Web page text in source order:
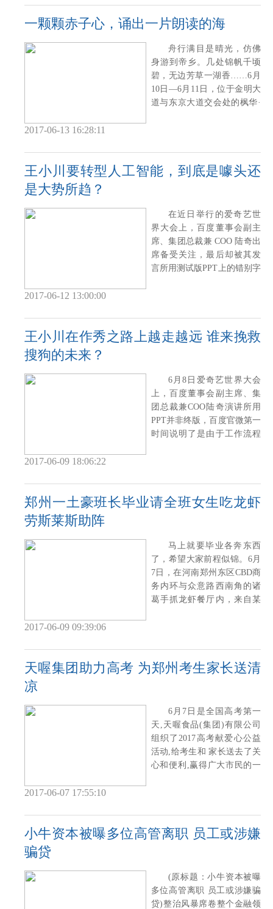
一颗颗赤子心，诵出一片朗读的海
舟行满目是晴光，仿佛
身游到帝乡。几处锦帆千顷
碧，无边芳草一湖香……6月
10日—6月11日，位于金明大
道与东京大道交会处的枫华·
2017-06-13 16:28:11
王小川要转型人工智能，到底是噱头还
是大势所趋？
在近日举行的爱奇艺世
界大会上，百度董事会副主
席、集团总裁兼 COO 陆奇出
席备受关注，最后却被其发
言所用测试版PPT上的错别字
2017-06-12 13:00:00
王小川在作秀之路上越走越远 谁来挽救
搜狗的未来？
6月8日爱奇艺世界大会
上，百度董事会副主席、集
团总裁兼COO陆奇演讲所用
PPT并非终版，百度官微第一
时间说明了是由于工作流程
2017-06-09 18:06:22
郑州一土豪班长毕业请全班女生吃龙虾
劳斯莱斯助阵
马上就要毕业各奔东西
了，希望大家前程似锦。6月
7日，在河南郑州东区CBD商
务内环与众意路西南角的诸
葛手抓龙虾餐厅内，来自某
2017-06-09 09:39:06
天喔集团助力高考 为郑州考生家长送清
凉
6月7日是全国高考第一
天,天喔食品(集团)有限公司
组织了2017高考献爱心公益
活动,给考生和 家长送去了关
心和便利,赢得广大市民的一
2017-06-07 17:55:10
小牛资本被曝多位高管离职 员工或涉嫌
骗贷
(原标题：小牛资本被曝
多位高管离职 员工或涉嫌骗
贷)整治风暴席卷整个金融领